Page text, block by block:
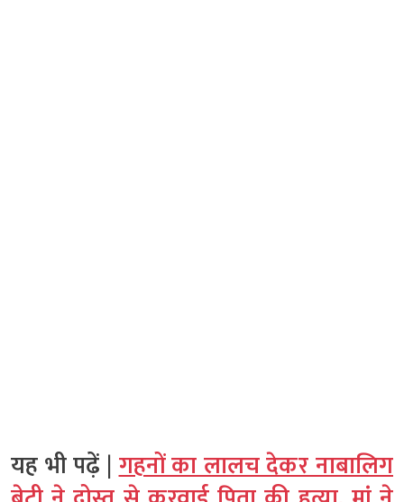
यह भी पढ़ें |गहनों का लालच देकर नाबालिग